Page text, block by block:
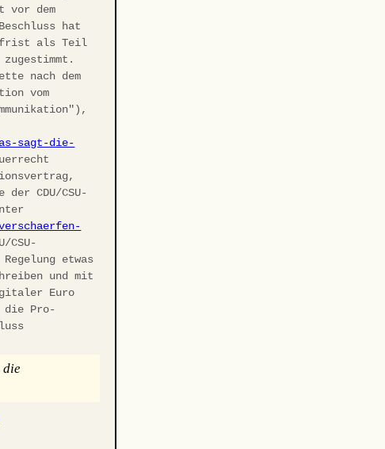
vor dem
hat
als Teil
nach dem
vom
sagt-die-
CDU/CSU-
CSU-
etwas
und mit
Euro
die Pro-
die